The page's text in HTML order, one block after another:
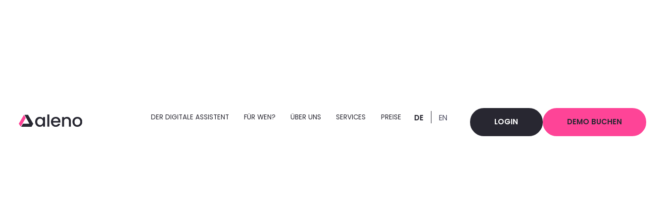
Open main menu
DER DIGITALE ASSISTENT FÜR WEN? ÜBER UNS SERVICES PREISE DE EN LOGIN DEMO BUCHEN